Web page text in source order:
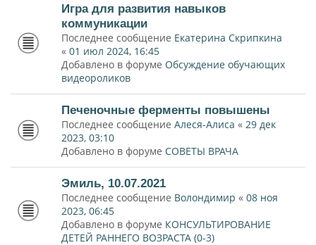
Игра для развития навыков
коммуникации
Последнее сообщение Екатерина Скрипкина
« 01 июл 2024, 16:45
Добавлено в форуме Обсуждение обучающих
видеороликов
Печеночные ферменты повышены
Последнее сообщение Алеся-Алиса « 29 дек
2023, 03:10
Добавлено в форуме СОВЕТЫ ВРАЧА
Эмиль, 10.07.2021
Последнее сообщение Волондимир « 08 ноя
2023, 06:45
Добавлено в форуме КОНСУЛЬТИРОВАНИЕ
ДЕТЕЙ РАННЕГО ВОЗРАСТА (0-3)